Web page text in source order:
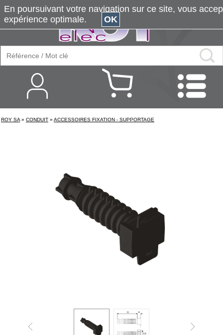
ROY SA » CONDUIT » ACCESSOIRES FIXATION - SUPPORTAGE
En poursuivant votre navigation sur ce site, vous
expérience optimale.
OK